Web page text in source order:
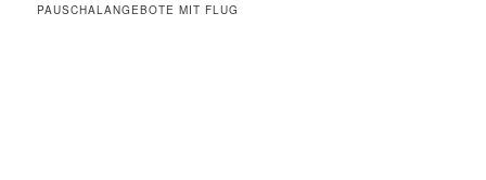
PAUSCHALANGEBOTE MIT FLUG